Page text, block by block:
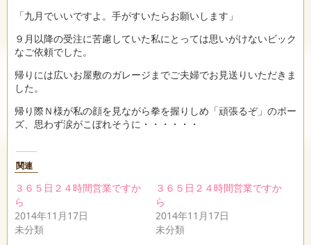
「九月でいいですよ。手がすいたらお願いします」
９月以降の受注に苦慮していた私にとっては思いがけないビック
なご依頼でした。
帰りには広いお屋敷のガレージまでご夫婦でお見送りいただきま
した。
帰り際Ｎ様が私の顔を見ながら拳を握りしめ「頑張るぞ」のポー
ズ、思わず涙がこぼれそうに・・・・・・
関連
３６５日２４時間営業ですか
ら
2014年11月17日
未分類
３６５日２４時間営業ですか
ら
2014年11月17日
未分類